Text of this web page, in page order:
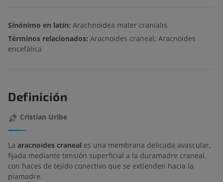
Sinónimo en latín: Arachnoidea mater cranialis
Términos relacionados: Aracnoides craneal; Aracnoides
encefálica
Definición
Cristian Uribe
La aracnoides craneal es una membrana delicada avascular,
fijada mediante tensión superficial a la duramadre craneal,
con haces de tejido conectivo que se extienden hacia la
piamadre.